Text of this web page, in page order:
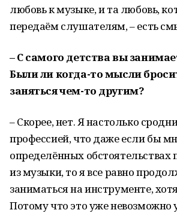
любовь к музыке, и та любовь,
передаём слушателям, – есть
– С самого детства вы
Были ли когда-то мысли
заняться чем-то другим?
– Скорее, нет. Я настолько
профессией, что даже если бы
определённых
из музыки, то я все равно
заниматься на инструменте,
Потому что это уже невозможно